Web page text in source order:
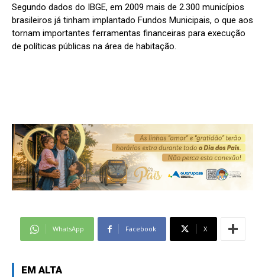
Segundo dados do IBGE, em 2009 mais de 2.300 municípios
brasileiros já tinham implantado Fundos Municipais, o que aos
tornam importantes ferramentas financeiras para execução
de políticas públicas na área de habitação.
WhatsApp Facebook X
EM ALTA